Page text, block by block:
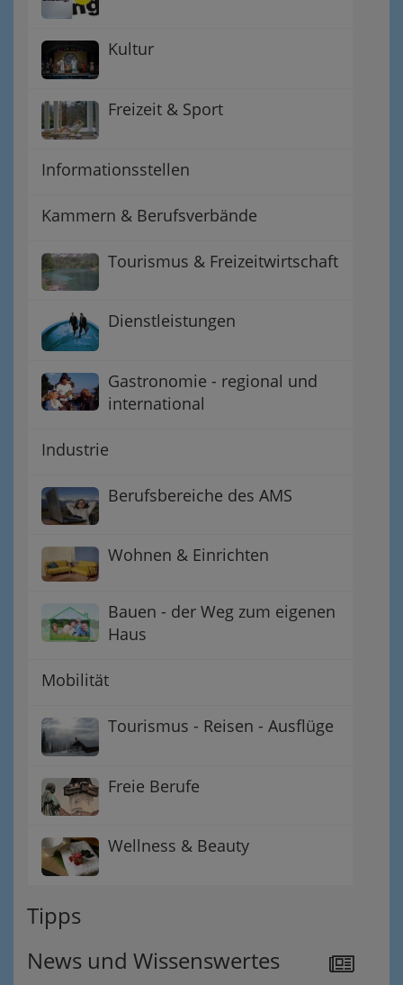
Kultur
Freizeit & Sport
Informationsstellen
Kammern & Berufsverbände
Tourismus & Freizeitwirtschaft
Dienstleistungen
Gastronomie - regional und
international
Industrie
Berufsbereiche des AMS
Wohnen & Einrichten
Bauen - der Weg zum eigenen
Haus
Mobilität
Tourismus - Reisen - Ausflüge
Freie Berufe
Wellness & Beauty
Tipps
News und Wissenswertes